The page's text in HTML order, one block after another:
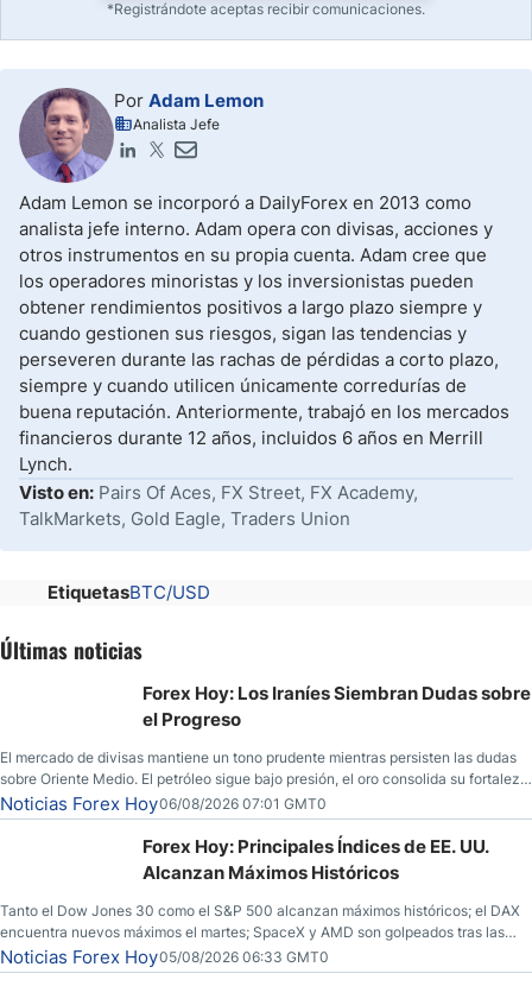
*Registrándote aceptas recibir comunicaciones.
Por Adam Lemon
Analista Jefe
Adam Lemon se incorporó a DailyForex en 2013 como
analista jefe interno. Adam opera con divisas, acciones y
otros instrumentos en su propia cuenta. Adam cree que
los operadores minoristas y los inversionistas pueden
obtener rendimientos positivos a largo plazo siempre y
cuando gestionen sus riesgos, sigan las tendencias y
perseveren durante las rachas de pérdidas a corto plazo,
siempre y cuando utilicen únicamente corredurías de
buena reputación. Anteriormente, trabajó en los mercados
financieros durante 12 años, incluidos 6 años en Merrill
Lynch.
Visto en: Pairs Of Aces, FX Street, FX Academy,
TalkMarkets, Gold Eagle, Traders Union
EtiquetasBTC/USD
Últimas noticias
Forex Hoy: Los Iraníes Siembran Dudas sobre
el Progreso
El mercado de divisas mantiene un tono prudente mientras persisten las dudas
sobre Oriente Medio. El petróleo sigue bajo presión, el oro consolida su fortaleza
y los operadores esperan nuevas referencias económicas desde Estados
Unidos.
Noticias Forex Hoy06/08/2026 07:01 GMT0
Forex Hoy: Principales Índices de EE. UU.
Alcanzan Máximos Históricos
Tanto el Dow Jones 30 como el S&P 500 alcanzan máximos históricos; el DAX
encuentra nuevos máximos el martes; SpaceX y AMD son golpeados tras las
llamadas de ganancias; el petróleo crudo cae por debajo de los $80 con nuevas
esperanzas; el dólar estadounidense continúa intentando estabilizarse frente al
Noticias Forex Hoy05/08/2026 06:33 GMT0